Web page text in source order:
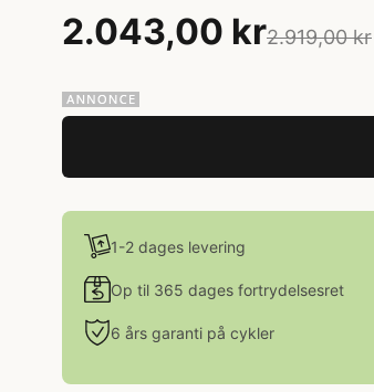
2.043,00 kr2.919,00 kr
1-2 dages levering
Op til 365 dages fortrydelsesret
6 års garanti på cykler